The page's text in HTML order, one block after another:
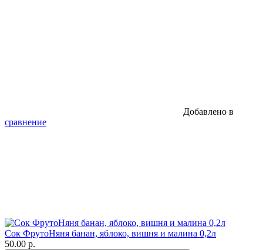
Добавлено в
сравнение
Сок ФрутоНяня банан, яблоко, вишня и малина 0,2л
50.00 р.